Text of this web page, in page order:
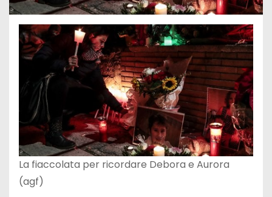
La fiaccolata per ricordare Debora e Aurora
(agf)